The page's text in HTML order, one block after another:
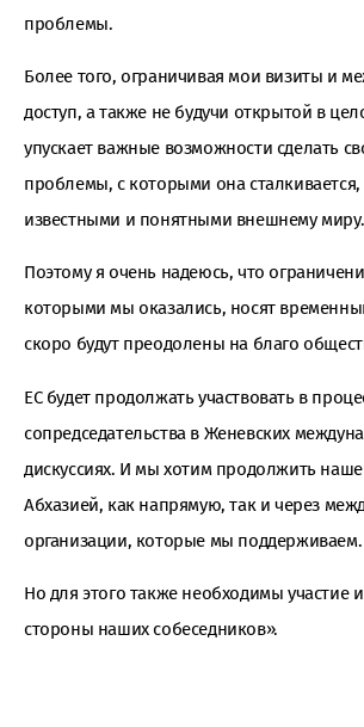
проблемы.
Более того, ограничивая мои визиты и
доступ, а также не будучи открытой в
упускает важные возможности сделать
проблемы, с которыми она
известными и понятными внешнему миру.
Поэтому я очень надеюсь, что
которыми мы оказались, носят
скоро будут преодолены на благо
ЕС будет продолжать участвовать в
сопредседательства в Женевских
дискуссиях. И мы хотим продолжить
Абхазией, как напрямую, так и через
организации, которые мы поддерживаем.
Но для этого также необходимы участие
стороны наших собеседников».